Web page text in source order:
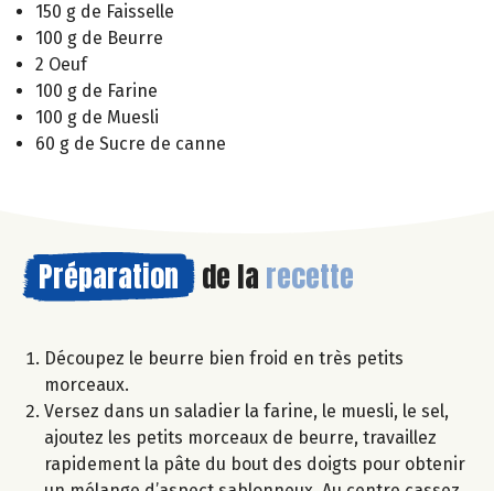
150 g de Faisselle
100 g de Beurre
2 Oeuf
100 g de Farine
100 g de Muesli
60 g de Sucre de canne
Préparation de la recette
Découpez le beurre bien froid en très petits
morceaux.
Versez dans un saladier la farine, le muesli, le sel,
ajoutez les petits morceaux de beurre, travaillez
rapidement la pâte du bout des doigts pour obtenir